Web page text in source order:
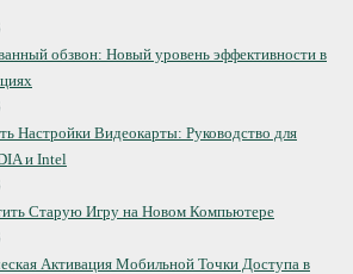
обзвон: Новый уровень эффективности в
Настройки Видеокарты: Руководство для
и Intel
Старую Игру на Новом Компьютере
Активация Мобильной Точки Доступа в